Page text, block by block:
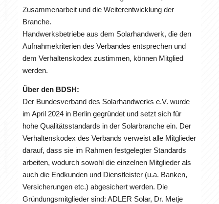
Zusammenarbeit und die Weiterentwicklung der
Branche.
Handwerksbetriebe aus dem Solarhandwerk, die den
Aufnahmekriterien des Verbandes entsprechen und
dem Verhaltenskodex zustimmen, können Mitglied
werden.
Über den BDSH:
Der Bundesverband des Solarhandwerks e.V. wurde
im April 2024 in Berlin gegründet und setzt sich für
hohe Qualitätsstandards in der Solarbranche ein. Der
Verhaltenskodex des Verbands verweist alle Mitglieder
darauf, dass sie im Rahmen festgelegter Standards
arbeiten, wodurch sowohl die einzelnen Mitglieder als
auch die Endkunden und Dienstleister (u.a. Banken,
Versicherungen etc.) abgesichert werden. Die
Gründungsmitglieder sind: ADLER Solar, Dr. Metje